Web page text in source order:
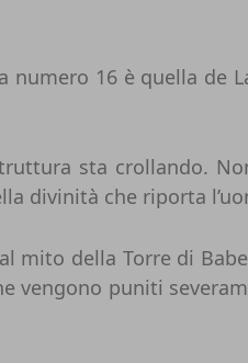
16 è quella
sta crollando.
divinità che riporta
della Torre di
puniti